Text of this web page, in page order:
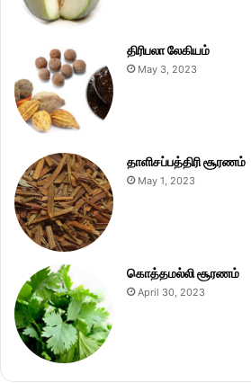
திரிபலா லேகியம்
May 3, 2023
தாளிசப்பத்திரி சூரணம்
May 1, 2023
கொத்தமல்லி சூரணம்
April 30, 2023